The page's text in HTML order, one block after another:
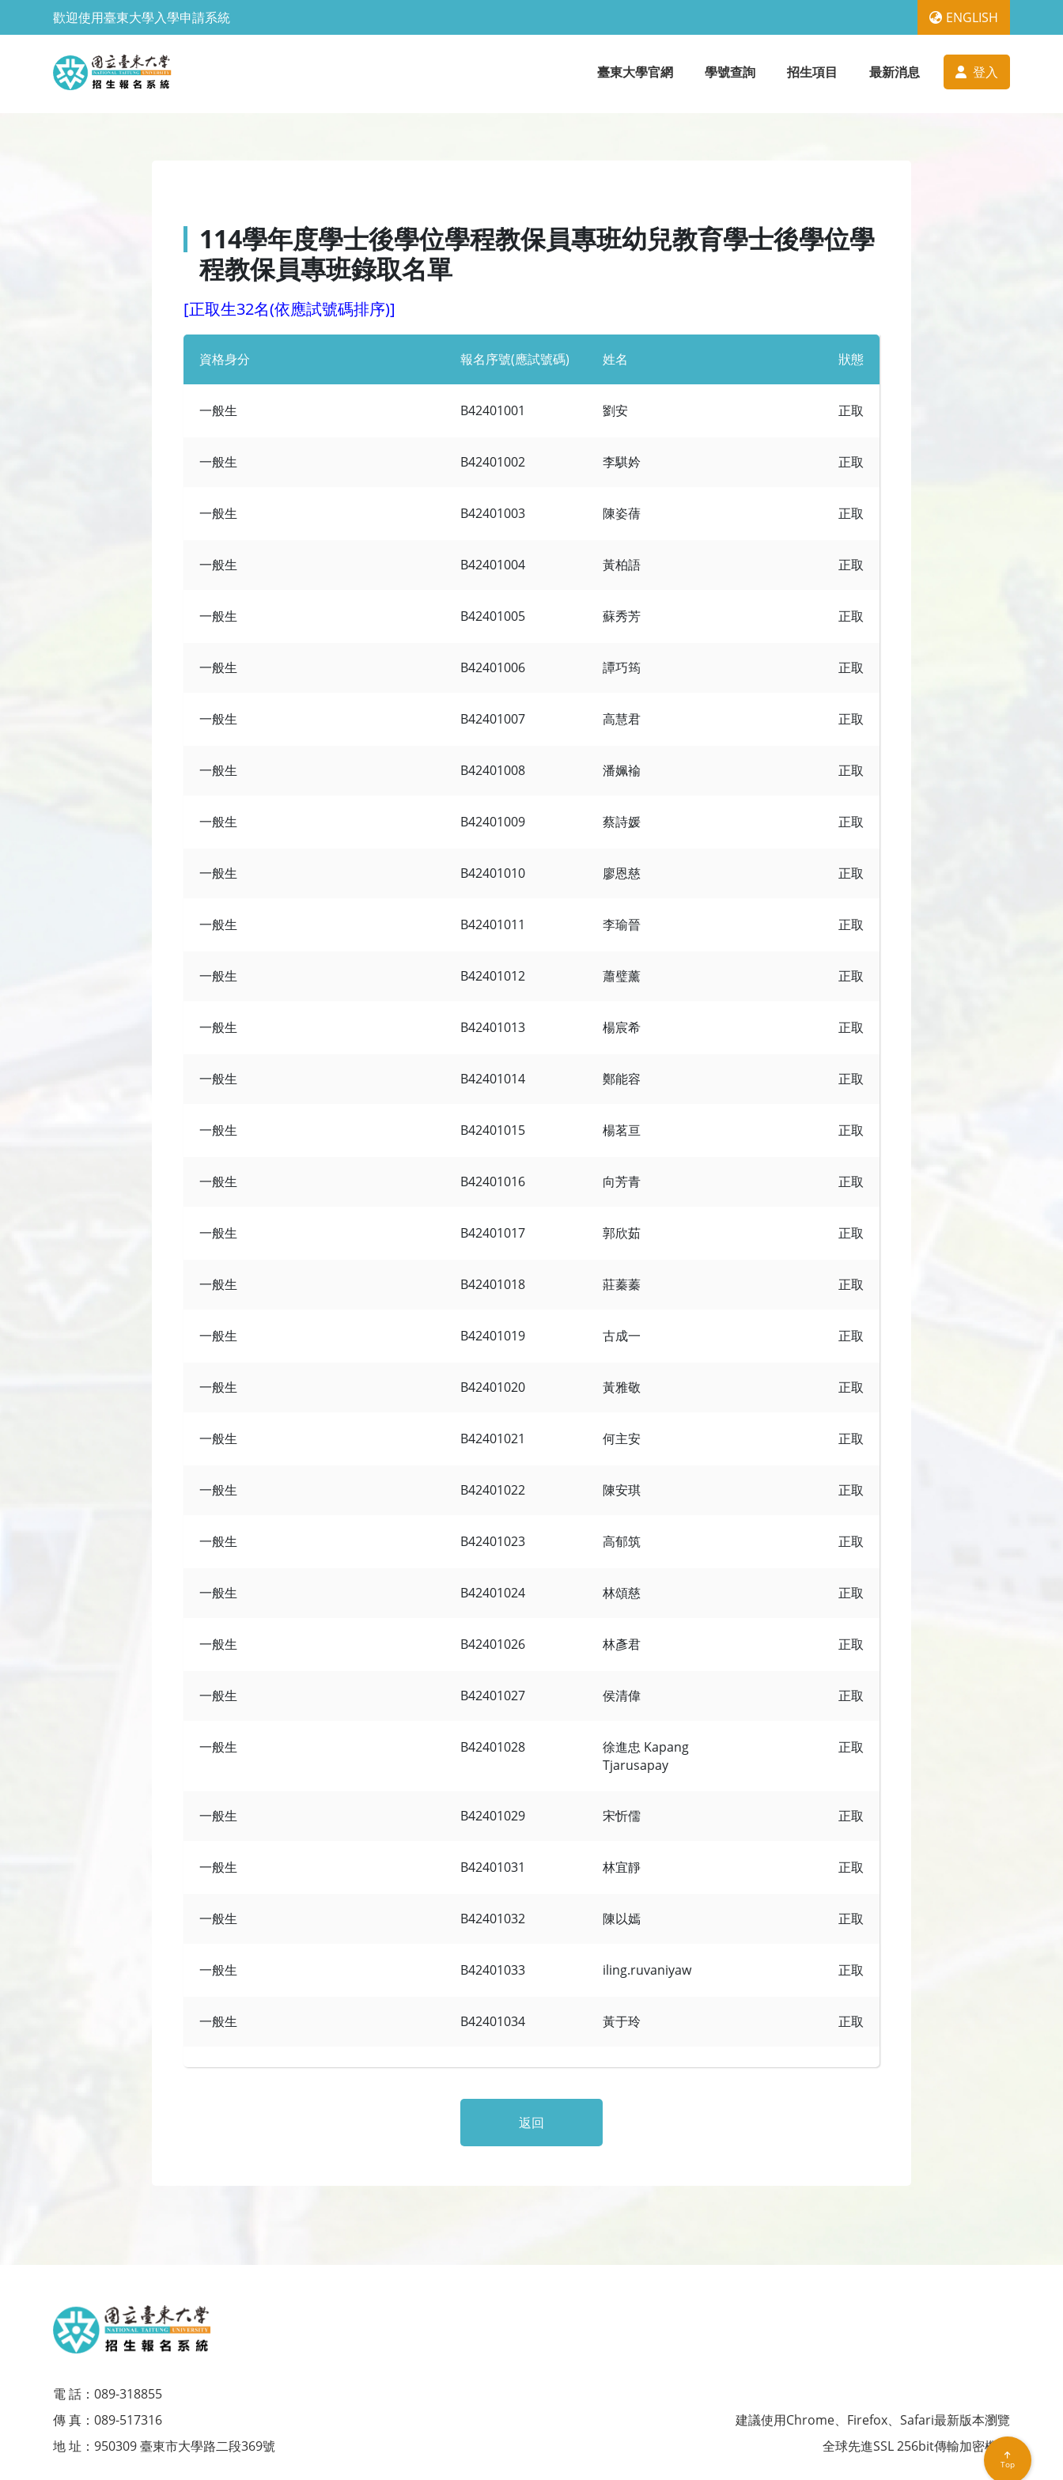
Top
歡迎使用臺東大學入學申請系統 ENGLISH
臺東大學官網 學號查詢 招生項目 最新消息 登入
114學年度學士後學位學程教保員專班幼兒教育學士後學位學
程教保員專班錄取名單
[正取生32名(依應試號碼排序)]
資格身分 報名序號(應試號碼) 姓名 狀態
一般生 B42401001 劉安 正取
一般生 B42401002 李騏妗 正取
一般生 B42401003 陳姿蒨 正取
一般生 B42401004 黃柏語 正取
一般生 B42401005 蘇秀芳 正取
一般生 B42401006 譚巧筠 正取
一般生 B42401007 高慧君 正取
一般生 B42401008 潘姵褕 正取
一般生 B42401009 蔡詩媛 正取
一般生 B42401010 廖恩慈 正取
一般生 B42401011 李瑜晉 正取
一般生 B42401012 蕭璧薰 正取
一般生 B42401013 楊宸希 正取
一般生 B42401014 鄭能容 正取
一般生 B42401015 楊茗亘 正取
一般生 B42401016 向芳青 正取
一般生 B42401017 郭欣茹 正取
一般生 B42401018 莊蓁蓁 正取
一般生 B42401019 古成一 正取
一般生 B42401020 黃雅敬 正取
一般生 B42401021 何主安 正取
一般生 B42401022 陳安琪 正取
一般生 B42401023 高郁筑 正取
一般生 B42401024 林頌慈 正取
一般生 B42401026 林彥君 正取
一般生 B42401027 侯清偉 正取
一般生 B42401028
徐進忠 Kapang
Tjarusapay
正取
一般生 B42401029 宋忻儒 正取
一般生 B42401031 林宜靜 正取
一般生 B42401032 陳以嫣 正取
一般生 B42401033 iling.ruvaniyaw 正取
一般生 B42401034 黃于玲 正取
返回
電 話：089-318855
傳 真：089-517316
地 址：950309 臺東市大學路二段369號
建議使用Chrome、Firefox、Safari最新版本瀏覽
全球先進SSL 256bit傳輸加密機制